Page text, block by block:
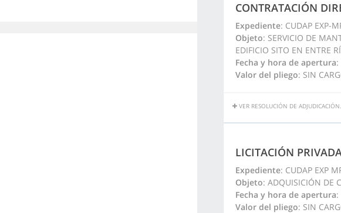
CONTRATACIÓN
Expediente: CUDAP EXP-
Objeto: SERVICIO DE
EDIFICIO SITO EN ENTRE
Fecha y hora de apertura:
Valor del pliego: SIN
VER RESOLUCIÓN DE
LICITACIÓN
Expediente: CUDAP EXP
Objeto: ADQUISICIÓN DE
Fecha y hora de apertura:
Valor del pliego: SIN